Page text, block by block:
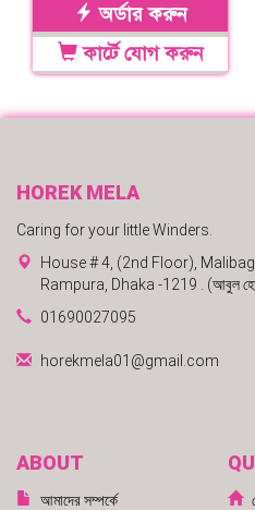
অর্ডার করুন
কার্টে যোগ করুন
HOREK MELA
Caring for your little Winders.
House # 4, (2nd Floor),
Rampura, Dhaka -1219 . (আবুল
01690027095
horekmela01@gmail.com
ABOUT
আমাদের সম্পর্কে